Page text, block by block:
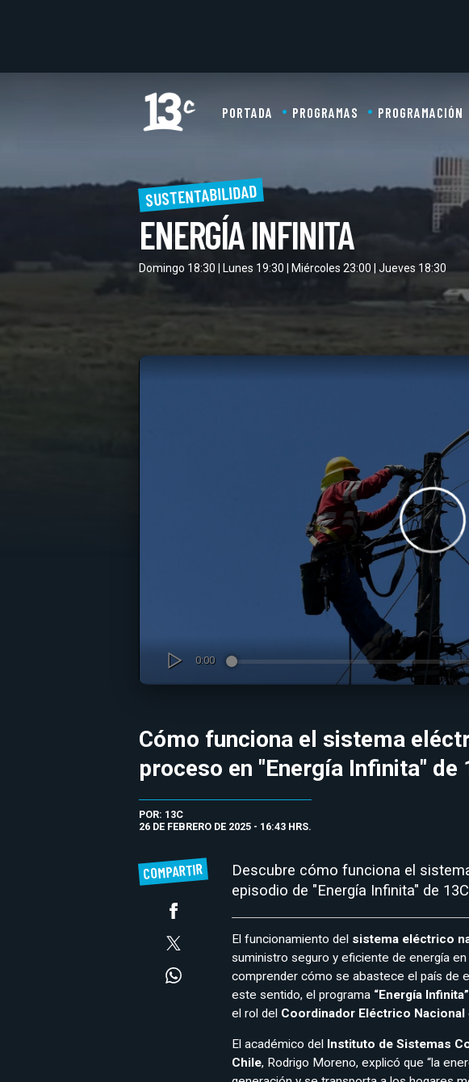
PORTADA PROGRAMAS PROGRAMACIÓN
SUSTENTABILIDAD
ENERGÍA INFINITA
Domingo 18:30 | Lunes 19:30 | Miércoles 23:00 | Jueves 18:30
Cómo funciona el sistema
proceso en "Energía Infinita" de
POR: 13C
26 DE FEBRERO DE 2025 - 16:43 HRS.
COMPARTIR
Descubre cómo funciona el
episodio de "Energía Infinita" de
El funcionamiento del sistema eléctrico
suministro seguro y eficiente de energía
comprender cómo se abastece el país de
este sentido, el programa “Energía Infinita”
el rol del Coordinador Eléctrico Nacional
El académico del
Instituto de Sistemas
Chile, Rodrigo Moreno, explicó que “la